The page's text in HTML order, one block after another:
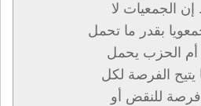
إن الجمعيات لا
بقدر ما تحمل
أم الحزب يحمل
الفرصة لكل
للنقض أو